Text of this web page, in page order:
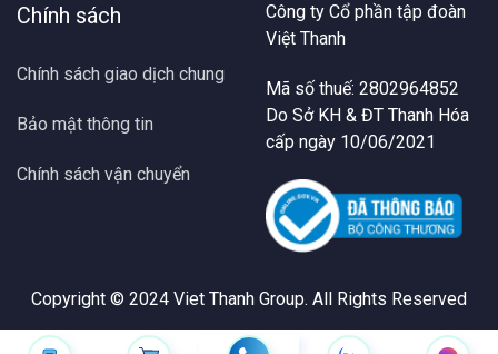
Chính sách
Chính sách giao dịch chung
Bảo mật thông tin
Chính sách vận chuyển
Công ty Cổ phần tập đoàn
Việt Thanh
Mã số thuế: 2802964852
Do Sở KH & ĐT Thanh Hóa
cấp ngày 10/06/2021
Copyright © 2024 Viet Thanh Group. All Rights Reserved